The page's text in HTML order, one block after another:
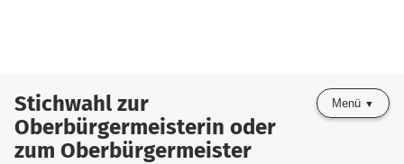
Stichwahl zur
Oberbürgermeisterin oder
zum Oberbürgermeister
Menü